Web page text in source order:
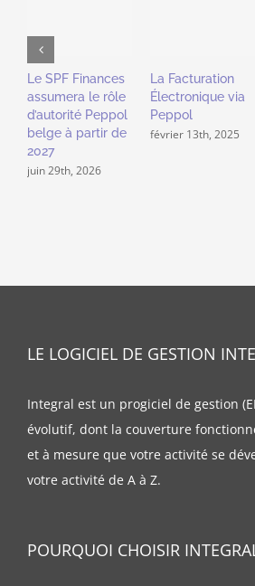
Le SPF Finances
assumera le rôle
d’autorité Peppol
belge à partir de
2027
juin 29th, 2026
La Facturation
Électronique via
Peppol
février 13th, 2025
LE LOGICIEL DE GESTION
Integral est un progiciel de gestion
évolutif, dont la couverture
et à mesure que votre activité se
votre activité de A à Z.
POURQUOI CHOISIR